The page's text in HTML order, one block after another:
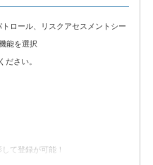
下のリンクからトライアルをお申
ロール、リスクアセスメントシー
能を選択
ださい。
て登録が可能！